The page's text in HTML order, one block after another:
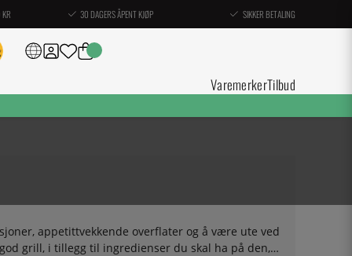
30 DAGERS ÅPENT KJØP SIKKER BETALING
VaremerkerTilbud
appetittvekkende overflater og å være ute ved
grill, i tillegg til ingredienser du skal ha på den,